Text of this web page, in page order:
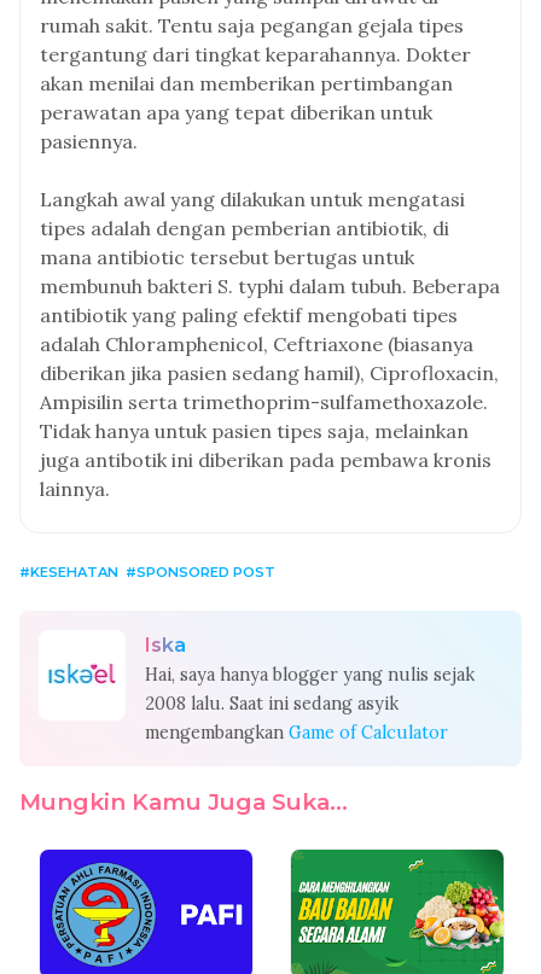
rumah sakit. Tentu saja pegangan gejala tipes
tergantung dari tingkat keparahannya. Dokter
akan menilai dan memberikan pertimbangan
perawatan apa yang tepat diberikan untuk
pasiennya.
Langkah awal yang dilakukan untuk mengatasi
tipes adalah dengan pemberian antibiotik, di
mana antibiotic tersebut bertugas untuk
membunuh bakteri S. typhi dalam tubuh. Beberapa
antibiotik yang paling efektif mengobati tipes
adalah Chloramphenicol, Ceftriaxone (biasanya
diberikan jika pasien sedang hamil), Ciprofloxacin,
Ampisilin serta trimethoprim-sulfamethoxazole.
Tidak hanya untuk pasien tipes saja, melainkan
juga antibotik ini diberikan pada pembawa kronis
lainnya.
KESEHATAN SPONSORED POST
Iska
Hai, saya hanya blogger yang nulis sejak
2008 lalu. Saat ini sedang asyik
mengembangkan Game of Calculator
Mungkin Kamu Juga Suka...